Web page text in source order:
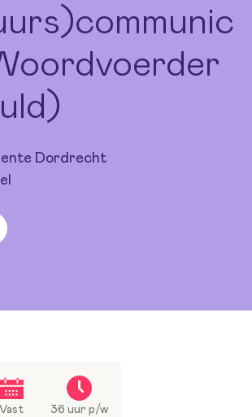
Dordrecht
Vast 36 uur p/w